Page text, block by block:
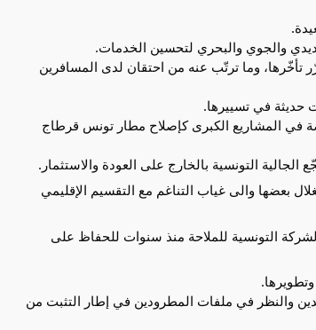
والجوي والبحري لتحسين الخدمات.
تأخّرها، وما ترتّب عنه من احتقان لدى المسافرين
حديثة في تسييرها.
في المشاريع الكبرى كإصلاح مطار تونس قرطاج
التونسية بالخارج على العودة والاستثمار.
بعضها والى غياب التناغم مع التقسيم الإقليمي
التونسية للملاحة منذ سنوات للحفاظ على
والنظر في ملفات المطرودين في إطار التثبت من